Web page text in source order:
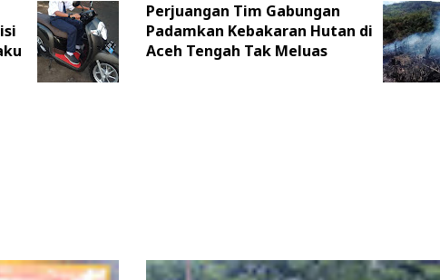
Perjuangan Tim Gabungan
Padamkan Kebakaran Hutan di
Aceh Tengah Tak Meluas